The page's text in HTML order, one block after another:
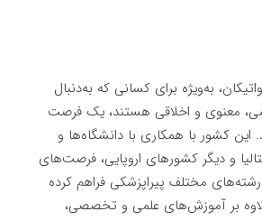
به‌ویژه برای کسانی که به‌دنبال
معنوی و اخلاقی هستند، یک فرصت
این کشور با همکاری با دانشگاه‌ها و
و دیگر کشورهای اروپایی، فرصت‌های
مختلف پیراپزشکی فراهم کرده
بر آموزش‌های علمی و تخصصی،